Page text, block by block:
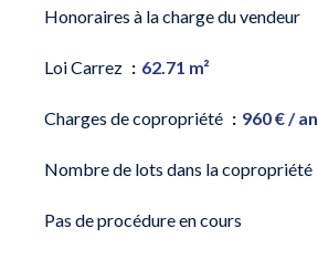
Honoraires à la charge du vendeur
Loi Carrez 62.71 m²
Charges de copropriété 960 € / an
Nombre de lots dans la copropriété
Pas de procédure en cours